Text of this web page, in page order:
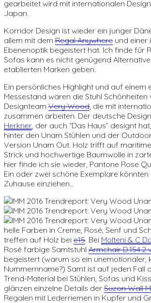
gearbeitet wird mit internationalen
Japan.
Korridor Design ist wieder ein junger
allem mit dem Regal Anywhere und einer
Ebenenoptik begeistert hat. Ich finde für
Sofas kann es nicht genügend
etablierten Marken geben.
Ein persönliches Highlight und auf einem
Messestand waren die Stuhl Schönheiten
Designteam Very Wood , die mit
zusammen arbeiten. Der deutsche
Herkner , der auch “Das Haus” designt
hinter den Unam Stühlen und der
Version Unam Out. Holz trifft auf
Strick und hochwertige Baumwolle in
hier finde ich sie wieder, Pantone Rose
Ein oder zwei schöne Exemplare
Zuhause einziehen…
helle Farben in Creme, Rosé, Senf und
treffen auf Holz bei e15. Bei Molteni & C
Rosé farbige Samtstuhl Armchair D.154.2
begeistert (warum so ein unemotionaler,
Nummernname?) Samt ist auf jeden Fall
Trend-Material bei Stühlen, Sofas und
glänzen einzelne Details der Suzon Wall
Regalen mit Lederriemen in Kupfer und